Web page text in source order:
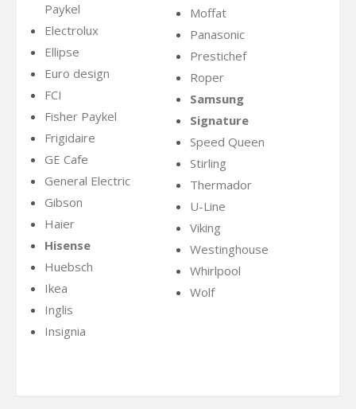
Paykel
Electrolux
Ellipse
Euro design
FCI
Fisher Paykel
Frigidaire
GE Cafe
General Electric
Gibson
Haier
Hisense
Huebsch
Ikea
Inglis
Insignia
Moffat
Panasonic
Prestichef
Roper
Samsung
Signature
Speed Queen
Stirling
Thermador
U-Line
Viking
Westinghouse
Whirlpool
Wolf